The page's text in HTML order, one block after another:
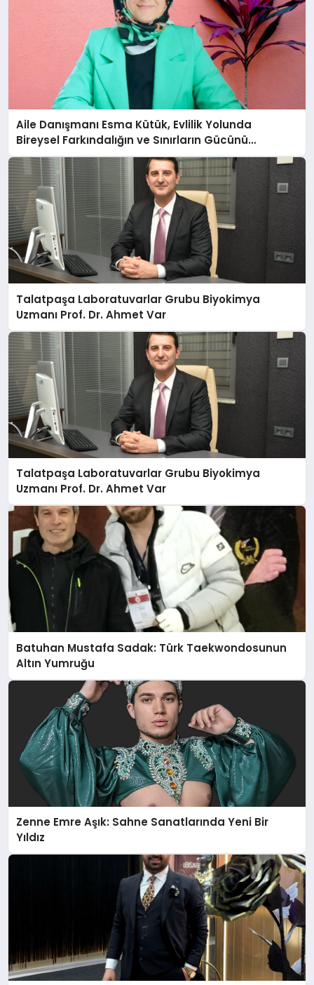
Aile Danışmanı Esma Kütük, Evlilik Yolunda
Bireysel Farkındalığın ve Sınırların Gücünü
Anlatıyor
Talatpaşa Laboratuvarlar Grubu Biyokimya
Uzmanı Prof. Dr. Ahmet Var
Talatpaşa Laboratuvarlar Grubu Biyokimya
Uzmanı Prof. Dr. Ahmet Var
Batuhan Mustafa Sadak: Türk Taekwondosunun
Altın Yumruğu
Zenne Emre Aşık: Sahne Sanatlarında Yeni Bir
Yıldız